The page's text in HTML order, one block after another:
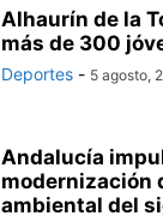
Alhaurín de la
más de 300
Deportes - 5 agosto,
Andalucía
modernización
ambiental del